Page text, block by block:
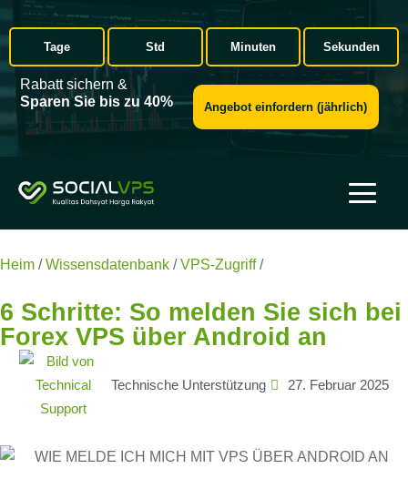
Tage Std Minuten Sekunden
Rabatt sichern &
Sparen Sie bis zu 40%
Angebot einfordern (jährlich)
Heim / Wissensdatenbank / VPS-Zugriff /6 Schritte: So melden
6 Schritte: So melden Sie sich bei
Forex VPS über Android an
Technische Unterstützung 27. Februar 2025